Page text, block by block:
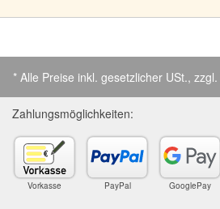
* Alle Preise inkl. gesetzlicher USt., zzgl.
Zahlungsmöglichkeiten:
Vorkasse PayPal GooglePay